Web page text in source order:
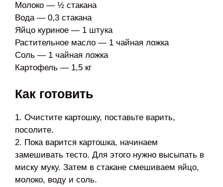
Молоко — ½ стакана
Вода — 0,3 стакана
Яйцо куриное — 1 штука
Растительное масло — 1 чайная ложка
Соль — 1 чайная ложка
Картофель — 1,5 кг
Как готовить
1. Очистите картошку, поставьте варить,
посолите.
2. Пока варится картошка, начинаем
замешивать тесто. Для этого нужно высыпать в
миску муку. Затем в стакане смешиваем яйцо,
молоко, воду и соль.